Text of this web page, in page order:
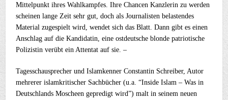
Mittelpunkt ihres Wahlkampfes. Ihre Chancen Kanzlerin zu werden
scheinen lange Zeit sehr gut, doch als Journalisten belastendes
Material zugespielt wird, wendet sich das Blatt. Dann gibt es einen
Anschlag auf die Kandidatin, eine ostdeutsche blonde patriotische
Polizistin verübt ein Attentat auf sie. –
Tagesschausprecher und Islamkenner Constantin Schreiber, Autor
mehrerer islamkritischer Sachbücher (u.a. “Inside Islam – Was in
Deutschlands Moscheen gepredigt wird”) malt in seinem neuen